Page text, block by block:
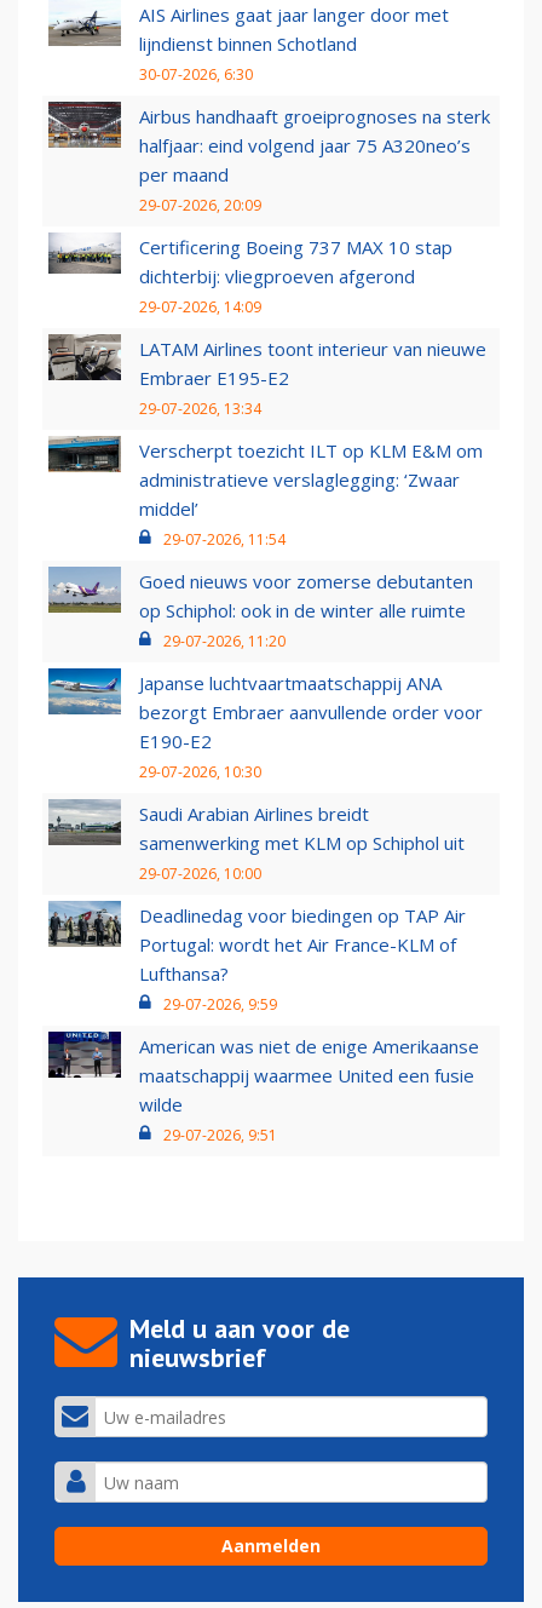
AIS Airlines gaat jaar langer door met
lijndienst binnen Schotland
30-07-2026, 6:30
Airbus handhaaft groeiprognoses na sterk
halfjaar: eind volgend jaar 75 A320neo’s
per maand
29-07-2026, 20:09
Certificering Boeing 737 MAX 10 stap
dichterbij: vliegproeven afgerond
29-07-2026, 14:09
LATAM Airlines toont interieur van nieuwe
Embraer E195-E2
29-07-2026, 13:34
Verscherpt toezicht ILT op KLM E&M om
administratieve verslaglegging: ‘Zwaar
middel’
29-07-2026, 11:54
Goed nieuws voor zomerse debutanten
op Schiphol: ook in de winter alle ruimte
29-07-2026, 11:20
Japanse luchtvaartmaatschappij ANA
bezorgt Embraer aanvullende order voor
E190-E2
29-07-2026, 10:30
Saudi Arabian Airlines breidt
samenwerking met KLM op Schiphol uit
29-07-2026, 10:00
Deadlinedag voor biedingen op TAP Air
Portugal: wordt het Air France-KLM of
Lufthansa?
29-07-2026, 9:59
American was niet de enige Amerikaanse
maatschappij waarmee United een fusie
wilde
29-07-2026, 9:51
Meld u aan voor de
nieuwsbrief